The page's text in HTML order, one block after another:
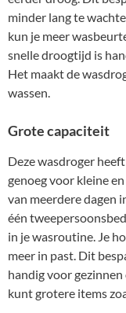
minder lang te
kun je meer
snelle droogtijd is
Het maakt de
wassen.
Grote capaciteit
Deze wasdroger
genoeg voor kleine
van meerdere dagen
één
in je wasroutine. Je
meer in past. Dit
handig voor gezinnen
kunt grotere items